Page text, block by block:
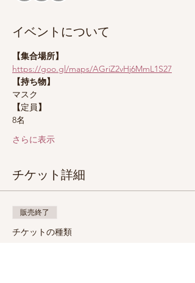
イベントについて
【集合場所】
https://goo.gl/maps/AGriZ2vHj6MmL1S27
【持ち物】
マスク
【定員】
8名
さらに表示
チケット詳細
販売終了
チケットの種類